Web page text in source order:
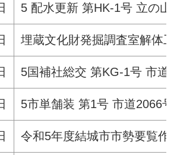
5 配水更新 第HK-1号 立の
埋蔵文化財発掘調査室解体
5国補社総交 第KG-1号 市道
5市単舗装 第1号 市道2066
令和5年度結城市市勢要覧作